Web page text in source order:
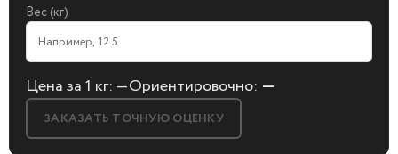
Вес (кг)
Цена за 1 кг: —Ориентировочно: —
ЗАКАЗАТЬ ТОЧНУЮ ОЦЕНКУ